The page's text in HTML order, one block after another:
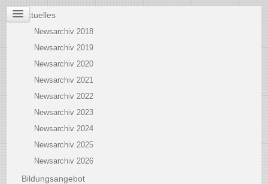
Aktuelles
Newsarchiv 2018
Newsarchiv 2019
Newsarchiv 2020
Newsarchiv 2021
Newsarchiv 2022
Newsarchiv 2023
Newsarchiv 2024
Newsarchiv 2025
Newsarchiv 2026
Bildungsangebot